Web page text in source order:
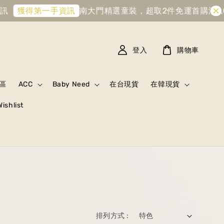
獲得第一手資訊 南大門精選童裝，超取2件免運首購滿
ACC Baby Need 在台現貨 在韓現貨
登入 購物車
排列方式 :